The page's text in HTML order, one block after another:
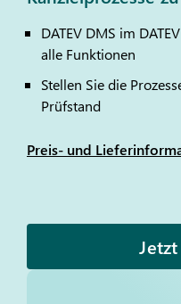
DATEV DMS im DATEV
alle Funktionen
Stellen Sie die
Prüfstand
Preis- und